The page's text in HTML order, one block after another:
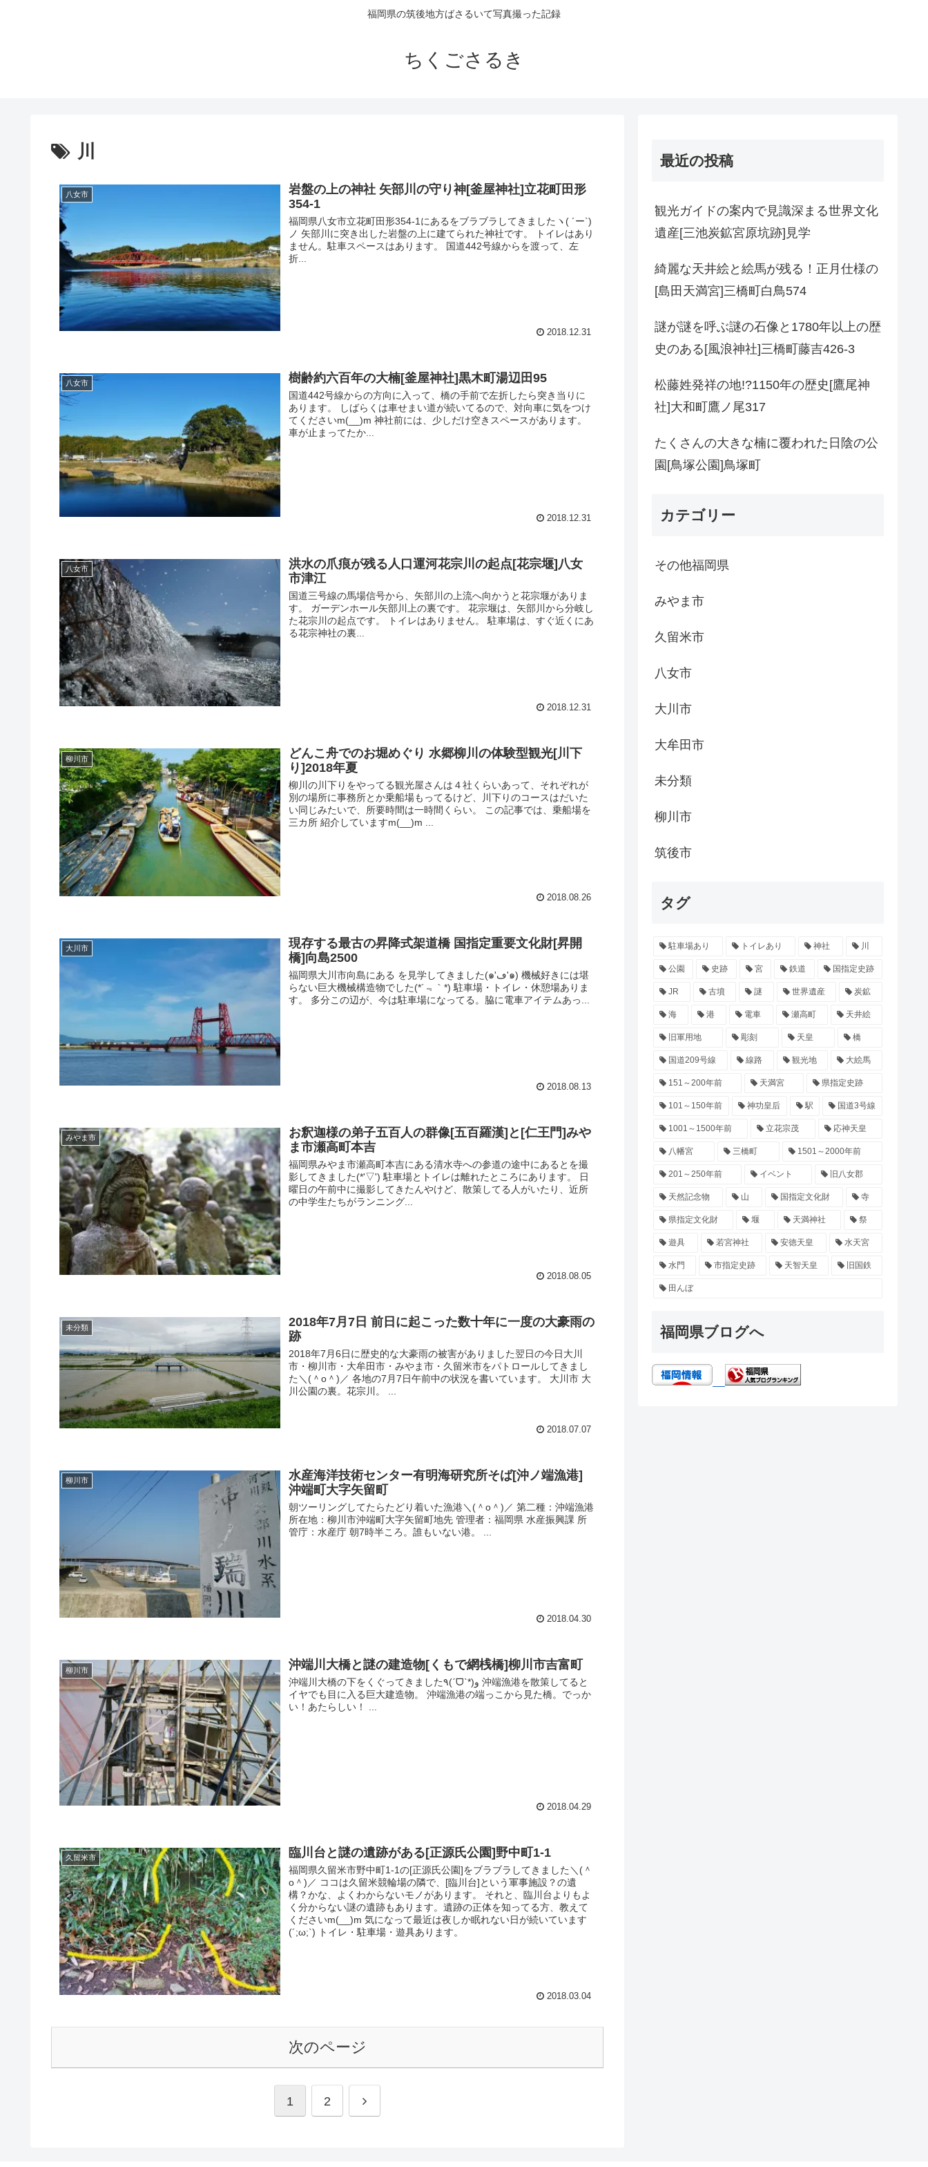
福岡県の筑後地方ばさるいて写真撮った記録
ちくごさるき
川
八女市
岩盤の上の神社 矢部川の守り神[釜屋神社]立花町田形
354-1
福岡県八女市立花町田形354-1にあるをブラブラしてきましたヽ( ´ー`)
ノ 矢部川に突き出した岩盤の上に建てられた神社です。 トイレはあり
ません。駐車スペースはあります。 国道442号線からを渡って、左
折...
2018.12.31
八女市 樹齢約六百年の大楠[釜屋神社]黒木町湯辺田95
国道442号線からの方向に入って、橋の手前で左折したら突き当りに
あります。 しばらくは車せまい道が続いてるので、対向車に気をつけ
てくださいm(__)m 神社前には、少しだけ空きスペースがあります。
車が止まってたか...
2018.12.31
八女市
洪水の爪痕が残る人口運河花宗川の起点[花宗堰]八女
市津江
国道三号線の馬場信号から、矢部川の上流へ向かうと花宗堰がありま
す。 ガーデンホール矢部川上の裏です。 花宗堰は、矢部川から分岐し
た花宗川の起点です。 トイレはありません。 駐車場は、すぐ近くにあ
る花宗神社の裏...
2018.12.31
柳川市
どんこ舟でのお堀めぐり 水郷柳川の体験型観光[川下
り]2018年夏
柳川の川下りをやってる観光屋さんは４社くらいあって、それぞれが
別の場所に事務所とか乗船場もってるけど、川下りのコースはだいた
い同じみたいで、所要時間は一時間くらい。 この記事では、乗船場を
三カ所 紹介していますm(__)m ...
2018.08.26
大川市
現存する最古の昇降式架道橋 国指定重要文化財[昇開
橋]向島2500
福岡県大川市向島にある を見学してきました(๑'ڡ'๑) 機械好きには堪
らない巨大機械構造物でした(*´﹃｀*) 駐車場・トイレ・休憩場ありま
す。 多分この辺が、今は駐車場になってる。脇に電車アイテムあっ...
2018.08.13
みやま市
お釈迦様の弟子五百人の群像[五百羅漢]と[仁王門]みや
ま市瀬高町本吉
福岡県みやま市瀬高町本吉にある清水寺への参道の途中にあるとを撮
影してきました(*'▽') 駐車場とトイレは離れたところにあります。 日
曜日の午前中に撮影してきたんやけど、散策してる人がいたり、近所
の中学生たちがランニング...
2018.08.05
未分類
2018年7月7日 前日に起こった数十年に一度の大豪雨の
跡
2018年7月6日に歴史的な大豪雨の被害がありました翌日の今日大川
市・柳川市・大牟田市・みやま市・久留米市をパトロールしてきまし
た＼(＾o＾)／ 各地の7月7日午前中の状況を書いています。 大川市 大
川公園の裏。花宗川。 ...
2018.07.07
柳川市
水産海洋技術センター有明海研究所そば[沖ノ端漁港]
沖端町大字矢留町
朝ツーリングしてたらたどり着いた漁港＼(＾o＾)／ 第二種：沖端漁港
所在地：柳川市沖端町大字矢留町地先 管理者：福岡県 水産振興課 所
管庁：水産庁 朝7時半ころ。誰もいない港。 ...
2018.04.30
柳川市 沖端川大橋と謎の建造物[くもで網桟橋]柳川市吉富町
沖端川大橋の下をくぐってきました٩(ˊᗜˋ*)و 沖端漁港を散策してると
イヤでも目に入る巨大建造物。 沖端漁港の端っこから見た橋。でっか
い！あたらしい！ ...
2018.04.29
久留米市 臨川台と謎の遺跡がある[正源氏公園]野中町1-1
福岡県久留米市野中町1-1の[正源氏公園]をブラブラしてきました＼(＾
o＾)／ ココは久留米競輪場の隣で、[臨川台]という軍事施設？の遺
構？かな、よくわからないモノがあります。 それと、臨川台よりもよ
く分からない謎の遺跡もあります。遺跡の正体を知ってる方、教えて
くださいm(__)m 気になって最近は夜しか眠れない日が続いています
(´;ω;`) トイレ・駐車場・遊具あります。
2018.03.04
次のページ
1 2
最近の投稿
観光ガイドの案内で見識深まる世界文化
遺産[三池炭鉱宮原坑跡]見学
綺麗な天井絵と絵馬が残る！正月仕様の
[島田天満宮]三橋町白鳥574
謎が謎を呼ぶ謎の石像と1780年以上の歴
史のある[風浪神社]三橋町藤吉426-3
松藤姓発祥の地!?1150年の歴史[鷹尾神
社]大和町鷹ノ尾317
たくさんの大きな楠に覆われた日陰の公
園[鳥塚公園]鳥塚町
カテゴリー
その他福岡県
みやま市
久留米市
八女市
大川市
大牟田市
未分類
柳川市
筑後市
タグ
駐車場あり トイレあり 神社 川
公園 史跡 宮 鉄道 国指定史跡
JR 古墳 謎 世界遺産 炭鉱
海 港 電車 瀬高町 天井絵
旧軍用地 彫刻 天皇 橋
国道209号線 線路 観光地 大絵馬
151～200年前 天満宮 県指定史跡
101～150年前 神功皇后 駅 国道3号線
1001～1500年前 立花宗茂 応神天皇
八幡宮 三橋町 1501～2000年前
201～250年前 イベント 旧八女郡
天然記念物 山 国指定文化財 寺
県指定文化財 堰 天満神社 祭
遊具 若宮神社 安徳天皇 水天宮
水門 市指定史跡 天智天皇 旧国鉄
田んぼ
福岡県ブログへ